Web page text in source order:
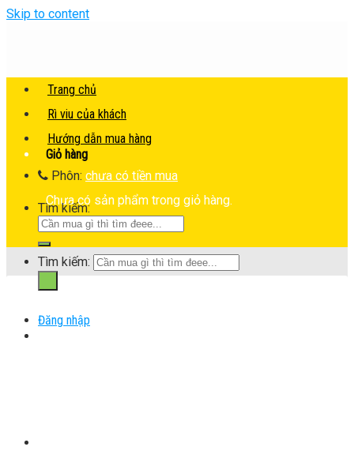
Skip to content
Giỏ hàng
Chưa có sản phẩm trong giỏ hàng.
Tìm kiếm:
Đăng nhập
Trang chủ
Rì viu của khách
Hướng dẫn mua hàng
Phôn: chưa có tiền mua
Tìm kiếm: